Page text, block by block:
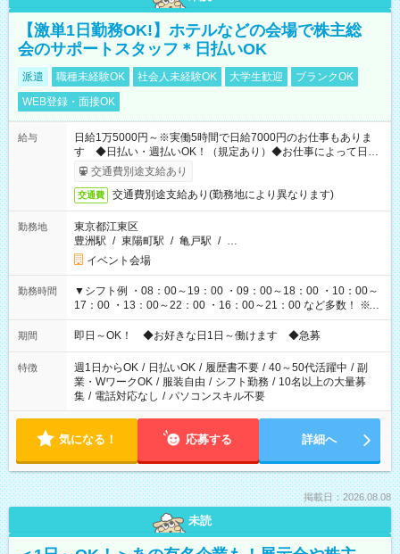
【激単1日勤務OK!】ホテルなどの会場で株主総
会のサポートスタッフ＊日払いOK
派遣 職種未経験OK 社会人未経験OK 大学生歓迎
ブランクOK
WEB登録・面接OK
給与
日給1万5000円～※実働5時間で日給7000円のお仕事もありま
す ◆日払い・週払いOK！（規定あり）◆お仕事によって日給
も異なります
交通費別途支給あり
交通費 交通費別途支給あり(勤務地により異なります)
勤務地
東京都江東区
豊洲駅 / 東陽町駅 / 亀戸駅 / …
イベント会場
勤務時間
▼シフト例 ・08：00～19：00 ・09：00～18：00 ・10：00～
17：00 ・13：00～22：00 ・16：00～21：00 など多数！ ※お
仕事により勤務時間が異なります
期間 即日～OK！ ◆お好きな日1日～働けます ◆急募
特徴 週1日からOK / 日払いOK / 履歴書不要 / 40～50代活躍中 / 副
業・WワークOK / 服装自由 / シフト勤務 / 10名以上の大量募
集 / 電話対応なし / パソコンスキル不要
気になる！ 応募する 詳細へ
掲載日：2026.08.08
未読